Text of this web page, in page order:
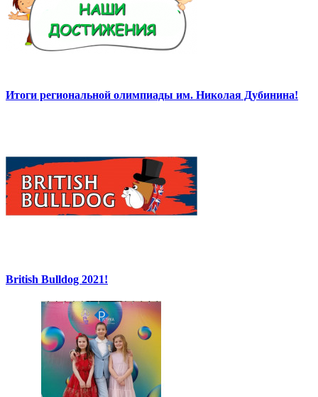
Итоги региональной олимпиады им. Николая Дубинина!
British Bulldog 2021!